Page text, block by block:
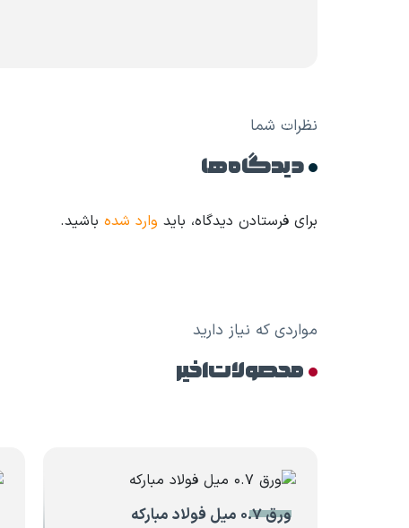
نظرات شما
دیدگاه ها
برای فرستادن دیدگاه، باید وارد شده باشید.
مواردی که نیاز دارید
محصولات اخیر
ورق ۰.۷ میل فولاد مبارکه